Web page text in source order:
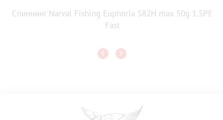
Спиннинг Narval Fishing Euphoria S82H max 50g 1.5PE
Fast